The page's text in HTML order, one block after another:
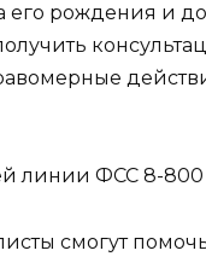
его рождения и
линии ФСС 8-800
смогут